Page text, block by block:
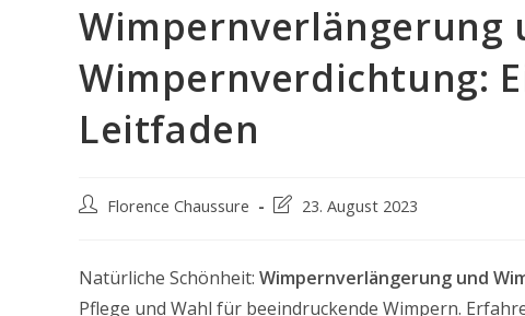
Wimpernverlängerung
Wimpernverdichtung:
Leitfaden
PostFlorence Chaussure
Post23. August 2023
Natürliche Schönheit: Wimpernverlängerung und
Pflege und Wahl für beeindruckende Wimpern.